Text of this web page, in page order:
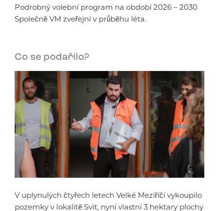
Podrobný volební program na období 2026 – 2030
Společně VM zveřejní v průběhu léta.
Co se podařilo?
V uplynulých čtyřech letech Velké Meziříčí vykoupilo
pozemky v lokalitě Svit, nyní vlastní 3 hektary plochy